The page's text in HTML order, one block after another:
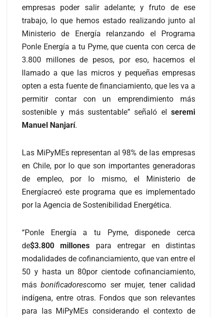
empresas poder salir adelante; y fruto de ese
trabajo, lo que hemos estado realizando junto al
Ministerio de Energía relanzando el Programa
Ponle Energía a tu Pyme, que cuenta con cerca de
3.800 millones de pesos, por eso, hacemos el
llamado a que las micros y pequeñas empresas
opten a esta fuente de financiamiento, que les va a
permitir contar con un emprendimiento más
sostenible y más sustentable” señaló el seremi
Manuel Nanjarí.
Las MiPyMEs representan al 98% de las empresas
en Chile, por lo que son importantes generadoras
de empleo, por lo mismo, el Ministerio de
Energíacreó este programa que es implementado
por la Agencia de Sostenibilidad Energética.
“Ponle Energía a tu Pyme, disponede cerca
de$3.800 millones para entregar en distintas
modalidades de cofinanciamiento, que van entre el
50 y hasta un 80por cientode cofinanciamiento,
másbonificadorescomo ser mujer, tener calidad
indígena, entre otras. Fondos que son relevantes
para las MiPyMEs considerando el contexto de